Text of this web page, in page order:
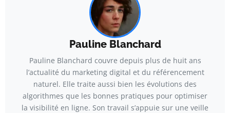
Pauline Blanchard
Pauline Blanchard couvre depuis plus de huit ans
l’actualité du marketing digital et du référencement
naturel. Elle traite aussi bien les évolutions des
algorithmes que les bonnes pratiques pour optimiser
la visibilité en ligne. Son travail s’appuie sur une veille